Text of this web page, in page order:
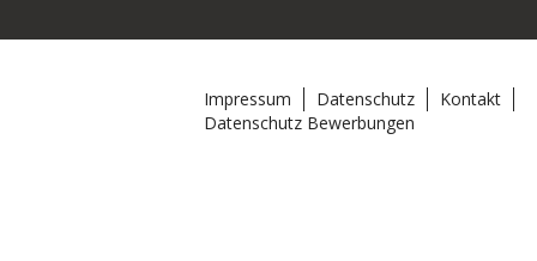
Impressum Datenschutz
Kontakt
Datenschutz Bewerbungen